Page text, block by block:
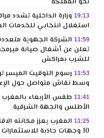
19:13 وزارة الداخلية تشدد
استغلال انتخابي للخدمات
11:59 الشركة الجهوية
تعلن عن أشغال صيانة
للشرب بمراكش
11:53 رسوم التوقيت الميسر
وسط نقاش متواصل حول
11:41 طقس الأربعاء بالمغرب
الأطلس والجهة الشرقية
11:25 المغرب يعزز مكانته
10 وجهات جاذبة للاستثمارات